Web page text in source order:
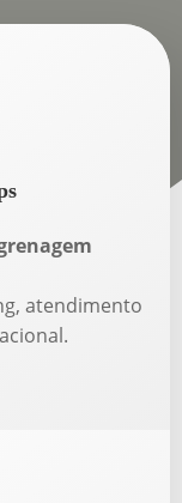
atendimento